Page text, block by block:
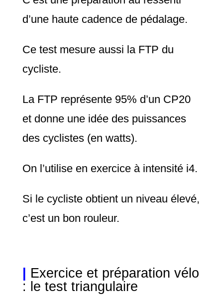
d’une haute cadence de pédalage.
Ce test mesure aussi la FTP du
cycliste.
La FTP représente 95% d’un CP20
et donne une idée des puissances
des cyclistes (en watts).
On l’utilise en exercice à intensité i4.
Si le cycliste obtient un niveau élevé,
c’est un bon rouleur.
Exercice et préparation vélo
: le test triangulaire